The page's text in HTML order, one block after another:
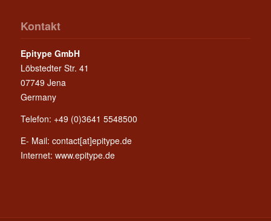
Kontakt
Epitype GmbH
Löbstedter Str. 41
07749 Jena
Germany
Telefon: +49 (0)3641 5548500
E- Mail: contact[at]epitype.de
Internet: www.epitype.de